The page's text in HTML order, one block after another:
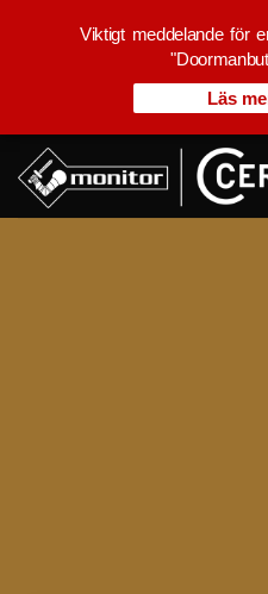
content
Viktigt meddelande för
Läs